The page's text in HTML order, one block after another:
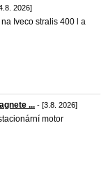
2026]
Iveco stralis 400 l a
... - [3.8. 2026]
motor